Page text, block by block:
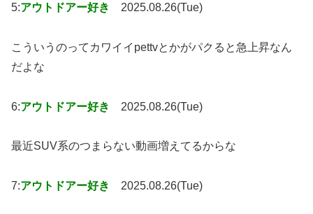
5:アウトドアー好き 2025.08.26(Tue)
こういうのってカワイイpettvとかがパクると急上昇なん
だよな
6:アウトドアー好き 2025.08.26(Tue)
最近SUV系のつまらない動画増えてるからな
7:アウトドアー好き 2025.08.26(Tue)